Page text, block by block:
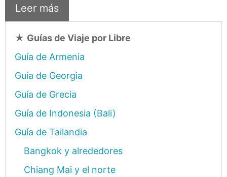
Leer más
★ Guías de Viaje por Libre
Guía de Armenia
Guía de Georgia
Guía de Grecia
Guía de Indonesia (Bali)
Guía de Tailandia
Bangkok y alrededores
Chiang Mai y el norte